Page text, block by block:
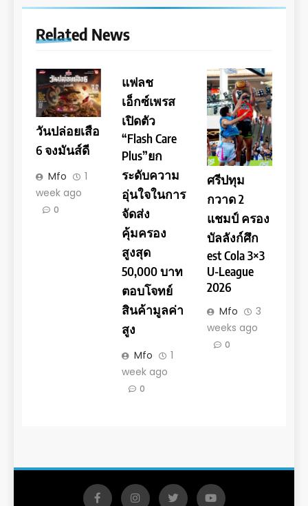
Related News
วันปล่อยเสือ
6 จงมันส์ดี
Mfo
1
week ago
0
แฟลช
เอ็กซ์เพรส
เปิดตัว
“Flash Care
Plus”ยก
ระดับความ
อุ่นใจในการ
จัดส่ง
คุ้มครอง
สูงสุด
50,000 บาท
ตอบโจทย์
สินค้ามูลค่า
สูง
Mfo
1
week ago
0
ศรีปทุม
กวาด 2
แชมป์ ครอง
บัลลังก์ศึก
est Cola 3×3
U-League
2026
Mfo
3
weeks ago
0